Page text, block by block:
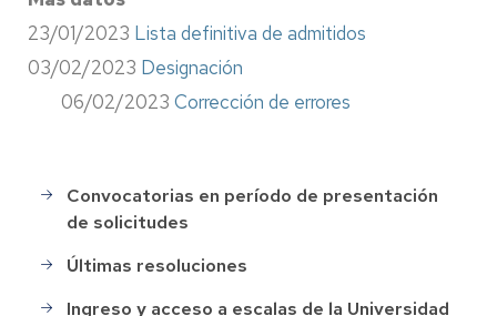
23/01/2023 Lista definitiva de admitidos
03/02/2023 Designación
06/02/2023 Corrección de errores
Selección
de
Personal
Convocatorias en período de presentación
de solicitudes
Últimas resoluciones
Ingreso y acceso a escalas de la Universidad